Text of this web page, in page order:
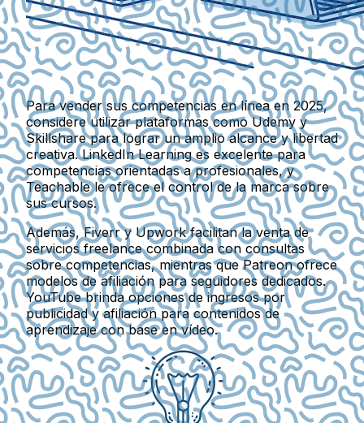
Para vender sus competencias en línea en 2025,
considere utilizar plataformas comoUdemy y
Skillsharepara lograr un amplio alcance y libertad
creativa.LinkedIn Learninges excelente para
competencias orientadas a profesionales, y
Teachablele ofrece el control de la marca sobre
sus cursos.
Además,Fiverry Upworkfacilitan la venta de
servicios freelance combinada con consultas
sobre competencias, mientras quePatreonofrece
modelos de afiliación para seguidores dedicados.
YouTubebrinda opciones de ingresos por
publicidad y afiliación para contenidos de
aprendizaje con base en vídeo.